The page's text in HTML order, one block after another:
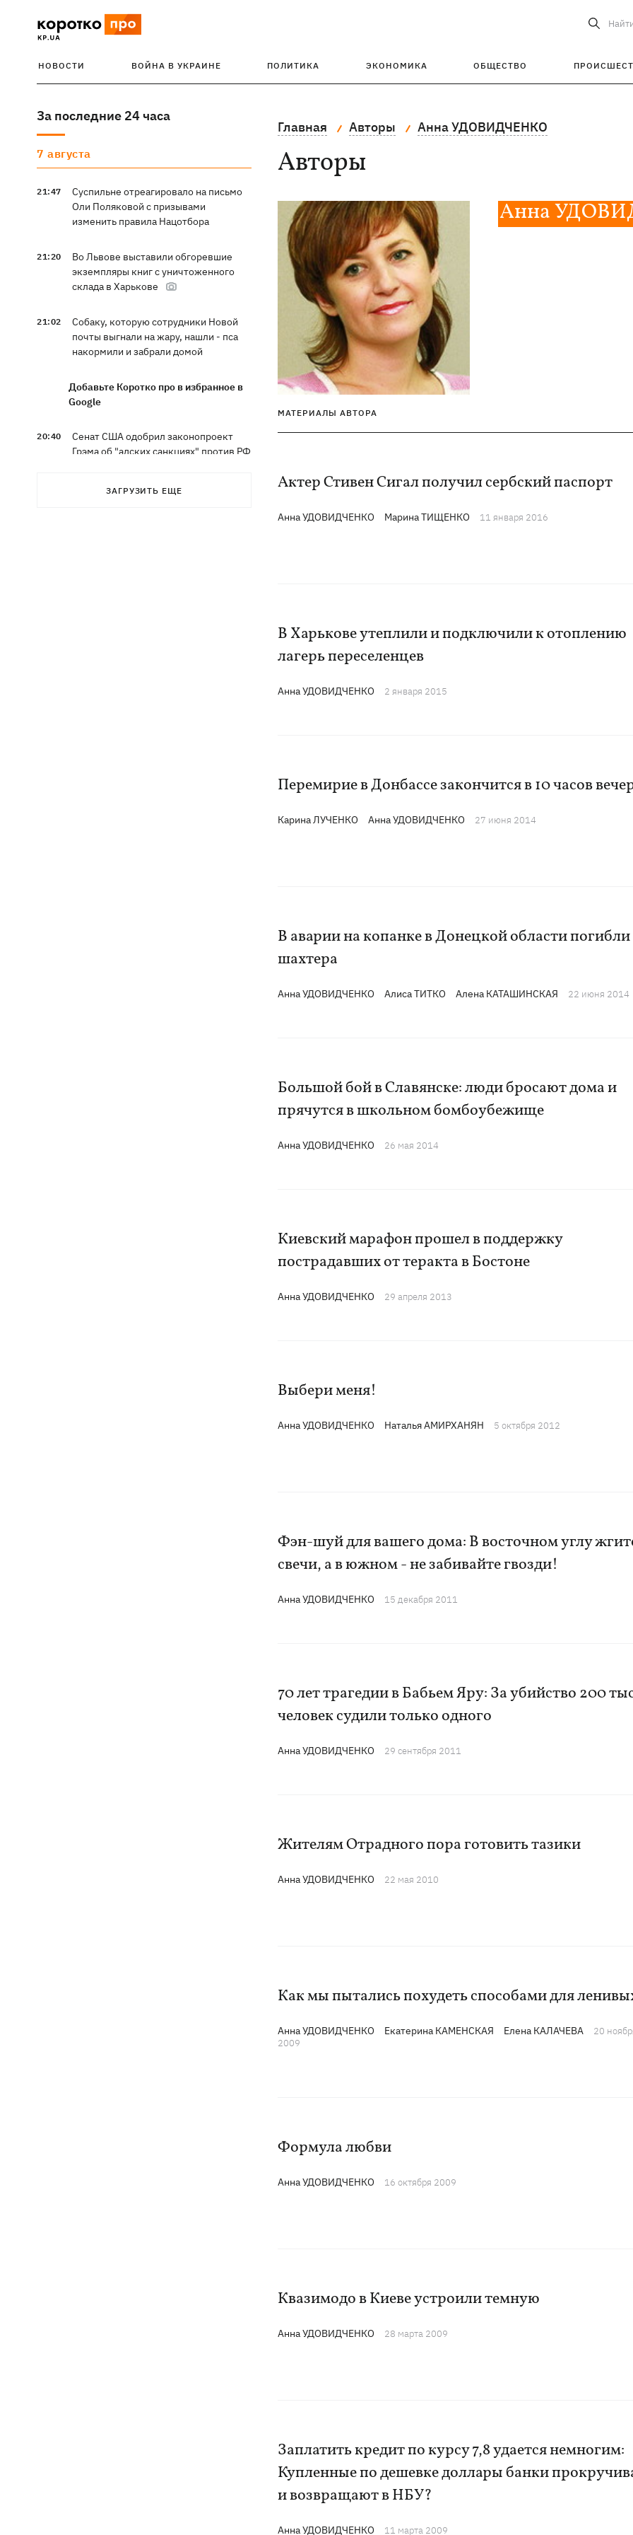
НОВОСТИ ВОЙНА В УКРАИНЕ ПОЛИТИКА ЭКОНОМИКА ОБЩЕСТВО
За последние 24 часа
7 августа
21:47
Суспильне отреагировало на письмо
Оли Поляковой с призывами
изменить правила Нацотбора
21:20
Во Львове выставили обгоревшие
экземпляры книг с уничтоженного
склада в Харькове
21:02
Собаку, которую сотрудники Новой
почты выгнали на жару, нашли - пса
накормили и забрали домой
Добавьте Коротко про в избранное в
Google
20:40
Сенат США одобрил законопроект
Грэма об "адских санкциях" против РФ
Зеленский впервые прибыл в Сербию
ЗАГРУЗИТЬ ЕЩЕ
Главная Авторы Анна УДОВИДЧЕНКО
Авторы
Анна
МАТЕРИАЛЫ АВТОРА
Актер Стивен Сигал получил сербский паспорт
Анна УДОВИДЧЕНКО Марина ТИЩЕНКО 11 января 2016
В Харькове утеплили и подключили к отоплению
лагерь переселенцев
Анна УДОВИДЧЕНКО 2 января 2015
Перемирие в Донбассе закончится в 10 часов
Карина ЛУЧЕНКО Анна УДОВИДЧЕНКО 27 июня 2014
В аварии на копанке в Донецкой области погибли
шахтера
Анна УДОВИДЧЕНКО Алиса ТИТКО Алена КАТАШИНСКАЯ 22 июня 2014
Большой бой в Славянске: люди бросают дома и
прячутся в школьном бомбоубежище
Анна УДОВИДЧЕНКО 26 мая 2014
Киевский марафон прошел в поддержку
пострадавших от теракта в Бостоне
Анна УДОВИДЧЕНКО 29 апреля 2013
Выбери меня!
Анна УДОВИДЧЕНКО Наталья АМИРХАНЯН 5 октября 2012
Фэн-шуй для вашего дома: В восточном углу
свечи, а в южном - не забивайте гвозди!
Анна УДОВИДЧЕНКО 15 декабря 2011
70 лет трагедии в Бабьем Яру: За убийство 200
человек судили только одного
Анна УДОВИДЧЕНКО 29 сентября 2011
Жителям Отрадного пора готовить тазики
Анна УДОВИДЧЕНКО 22 мая 2010
Как мы пытались похудеть способами для
Анна УДОВИДЧЕНКО Екатерина КАМЕНСКАЯ Елена КАЛАЧЕВА
20
2009
Формула любви
Анна УДОВИДЧЕНКО 16 октября 2009
Квазимодо в Киеве устроили темную
Анна УДОВИДЧЕНКО 28 марта 2009
Заплатить кредит по курсу 7,8 удается немногим:
Купленные по дешевке доллары банки
и возвращают в НБУ?
Анна УДОВИДЧЕНКО 11 марта 2009